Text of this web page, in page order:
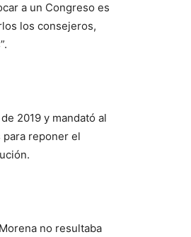
a un Congreso es
los consejeros,
2019 y mandató al
para reponer el
no resultaba